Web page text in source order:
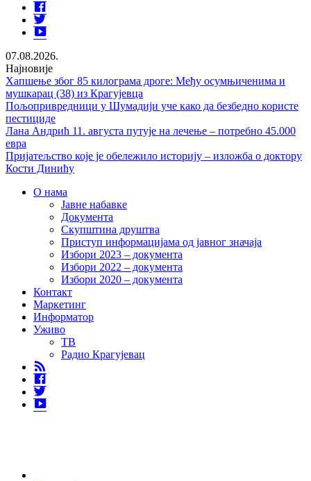
Youtube
07.08.2026.
Најновије
Хапшење због 85 килограма дроге: Међу осумњиченима и
мушкарац (38) из Крагујевца
Пољопривредници у Шумадији уче како да безбедно користе
пестициде
Лана Андрић 11. августа путује на лечење – потребно 45.000
евра
Пријатељство које је обележило историју – изложба о доктору
Кости Динићу
О нама
Јавне набавке
Документа
Скупштина друштва
Приступ информацијама од јавног значаја
Избори 2023 – документа
Избори 2022 – документа
Избори 2020 – документа
Контакт
Маркетинг
Информатор
Уживо
ТВ
Радио Крагујевац
Youtube